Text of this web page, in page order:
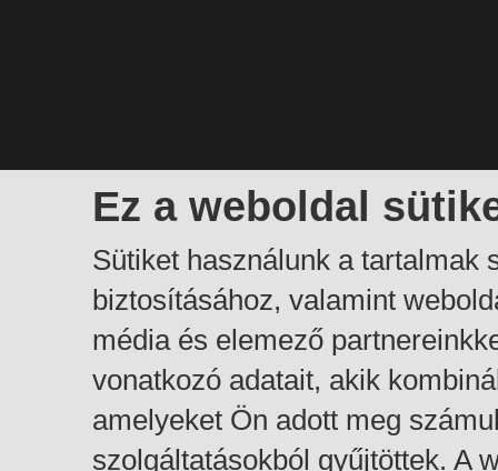
Ez a weboldal
Sütiket használunk a tartalmak
biztosításához, valamint
média és elemező
vonatkozó adatait, akik
amelyeket Ön adott meg
szolgáltatásokból gyűjtöttek. A